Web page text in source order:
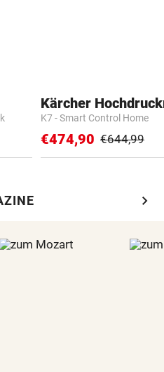
Kärcher
K7 - Smart Control Home
€474,90 €644,99
chevron_right